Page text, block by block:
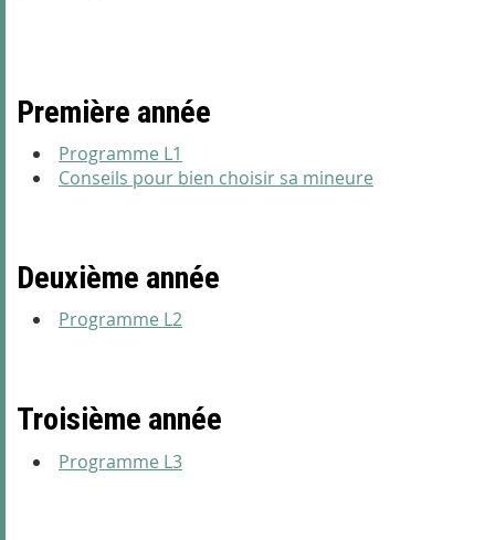
Première année
Programme L1
Conseils pour bien choisir sa mineure
Deuxième année
Programme L2
Troisième année
Programme L3